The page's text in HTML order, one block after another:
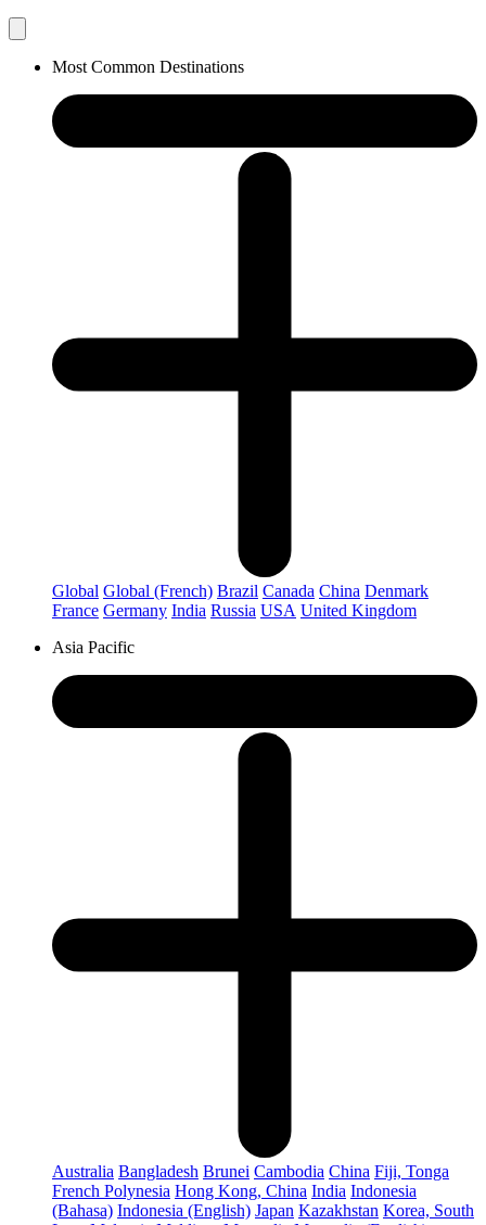
Most Common Destinations
Global Global (French) Brazil Canada China Denmark
France Germany India Russia USA United Kingdom
Asia Pacific
Australia Bangladesh Brunei Cambodia China Fiji, Tonga
French Polynesia Hong Kong, China India Indonesia
(Bahasa) Indonesia (English) Japan Kazakhstan Korea, South